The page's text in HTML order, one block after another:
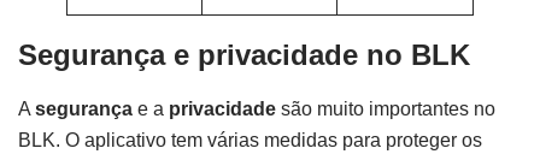
Segurança e privacidade no BLK
Asegurança e a privacidade são muito importantes no
BLK. O aplicativo tem várias medidas para proteger os